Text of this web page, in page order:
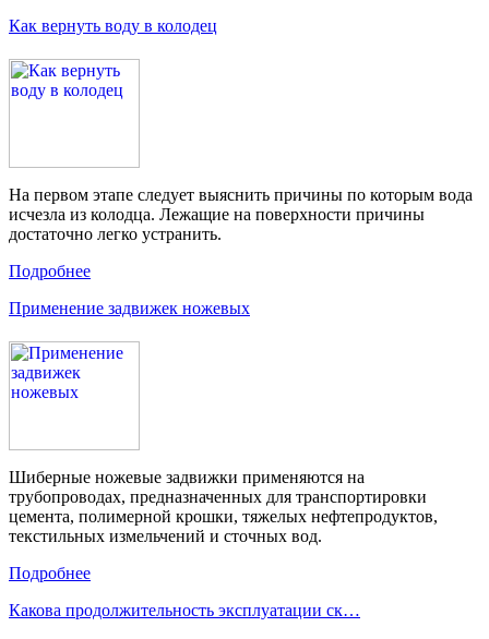
Как вернуть воду в колодец
На первом этапе следует выяснить причины по которым вода
исчезла из колодца. Лежащие на поверхности причины
достаточно легко устранить.
Подробнее
Применение задвижек ножевых
Шиберные ножевые задвижки применяются на
трубопроводах, предназначенных для транспортировки
цемента, полимерной крошки, тяжелых нефтепродуктов,
текстильных измельчений и сточных вод.
Подробнее
Какова продолжительность эксплуатации ск…